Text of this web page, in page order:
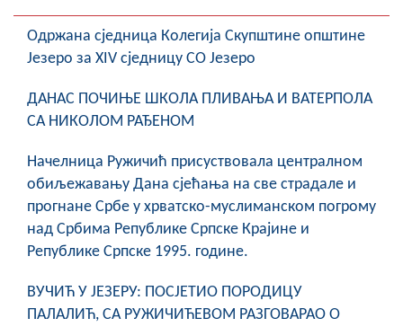
Заштита од пожара
COVID 19
Геоистраживања
ФИНАНСИЈЕ
ПРИВРЕДА
Пољопривреда
Туризам
Спорт
Oдржана сједница Колегија Скупштине општине
Језеро за XIV сједницу СО Језеро
ДАНАС ПОЧИЊЕ ШКОЛА ПЛИВАЊА И ВАТЕРПОЛА
СА НИКОЛОМ РАЂЕНОМ
Начелница Ружичић присуствовала централном
обиљежавању Дана сјећања на све страдале и
прогнане Србе у хрватско-муслиманском погрому
над Србима Републике Српске Крајине и
Републике Српске 1995. године.
ВУЧИЋ У ЈЕЗЕРУ: ПОСЈЕТИО ПОРОДИЦУ
ПАЛАЛИЋ, СА РУЖИЧИЋЕВОМ РАЗГОВАРАО О